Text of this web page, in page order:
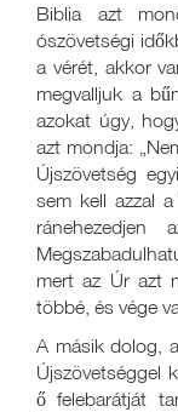
Biblia azt
ószövetségi
a vérét, akkor
megvalljuk a
azokat úgy,
azt mondja:
Újszövetség
sem kell azzal
ránehezedjen
mert az Úr azt
többé, és vége
A másik dolog,
Újszövetséggel
ő felebarátját